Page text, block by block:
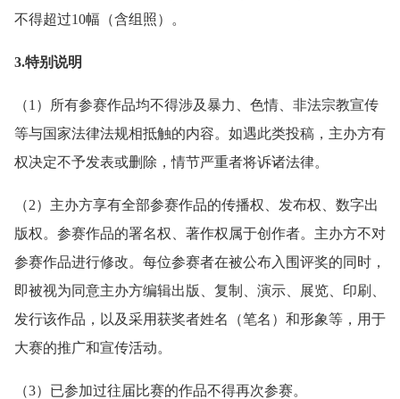
不得超过10幅（含组照）。
3.特别说明
（1）所有参赛作品均不得涉及暴力、色情、非法宗教宣传
等与国家法律法规相抵触的内容。如遇此类投稿，主办方有
权决定不予发表或删除，情节严重者将诉诸法律。
（2）主办方享有全部参赛作品的传播权、发布权、数字出
版权。参赛作品的署名权、著作权属于创作者。主办方不对
参赛作品进行修改。每位参赛者在被公布入围评奖的同时，
即被视为同意主办方编辑出版、复制、演示、展览、印刷、
发行该作品，以及采用获奖者姓名（笔名）和形象等，用于
大赛的推广和宣传活动。
（3）已参加过往届比赛的作品不得再次参赛。